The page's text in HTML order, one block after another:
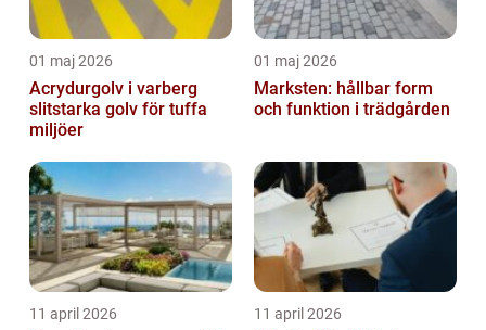
01 maj 2026
Acrydurgolv i varberg
slitstarka golv för tuffa
miljöer
01 maj 2026
Marksten: hållbar form
och funktion i trädgården
11 april 2026 11 april 2026